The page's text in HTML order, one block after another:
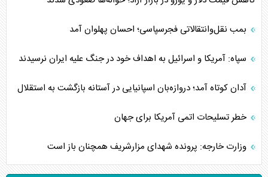
بمب نقل‌وانتقالاتی فجرسپاسی؛ احسان پهلوان آمد
سپاه: آمریکا و اسرائیل به اهداف خود در جنگ علیه ایران نرسیدند
آدان کوتاه آمد؛ دروازه‌بان اسپانیایی در آستانه بازگشت به استقلال
خطر تسلیحات اتمی آمریکا برای جهان
وزارت خارجه: پرونده شهدای مزارشریف همچنان باز است